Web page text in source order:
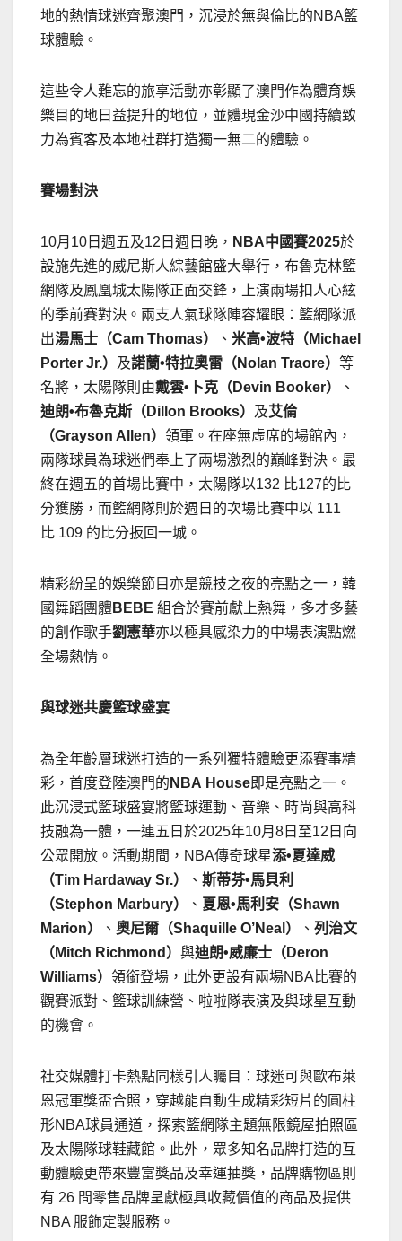
地的熱情球迷齊聚澳門，沉浸於無與倫比的NBA籃
球體驗。
這些令人難忘的旅享活動亦彰顯了澳門作為體育娛
樂目的地日益提升的地位，並體現金沙中國持續致
力為賓客及本地社群打造獨一無二的體驗。
賽場對決
10月10日週五及12日週日晚， NBA中國賽2025於
設施先進的威尼斯人綜藝館盛大舉行，布魯克林籃
網隊及鳳凰城太陽隊正面交鋒，上演兩場扣人心絃
的季前賽對決。兩支人氣球隊陣容耀眼：籃網隊派
出湯馬士（Cam Thomas） 、 米高•波特（ Michael
Porter Jr.） 及諾蘭•特拉奧雷（ Nolan Traore） 等
名將，太陽隊則由戴雲• 卜克（ Devin Booker）
、
迪朗•布魯克斯（ Dillon Brooks） 及艾倫
（Grayson Allen） 領軍。在座無虛席的場館內，
兩隊球員為球迷們奉上了兩場激烈的巔峰對決。最
終在週五的首場比賽中，太陽隊以132 比127的比
分獲勝，而籃網隊則於週日的次場比賽中以 111
比 109 的比分扳回一城。
精彩紛呈的娛樂節目亦是競技之夜的亮點之一，韓
國舞蹈團體BEBE 組合於賽前獻上熱舞，多才多藝
的創作歌手劉憲華亦以極具感染力的中場表演點燃
全場熱情。
與球迷共慶籃球盛宴
為全年齡層球迷打造的一系列獨特體驗更添賽事精
彩，首度登陸澳門的 NBA House即是亮點之一。
此沉浸式籃球盛宴將籃球運動、音樂、時尚與高科
技融為一體，一連五日於2025年10月8日至12日向
公眾開放。活動期間，NBA傳奇球星添•夏達威
（Tim Hardaway Sr.） 、 斯蒂芬•馬貝利
（Stephon Marbury） 、 夏恩•馬利安（Shawn
Marion） 、 奧尼爾 （Shaquille O’Neal ） 、 列治文
（ Mitch Richmond ） 與迪朗•威廉士（ Deron
Williams） 領銜登場，此外更設有兩場NBA比賽的
觀賽派對、籃球訓練營、啦啦隊表演及與球星互動
的機會。
社交媒體打卡熱點同樣引人矚目：球迷可與歐布萊
恩冠軍獎盃合照，穿越能自動生成精彩短片的圓柱
形NBA球員通道，探索籃網隊主題無限鏡屋拍照區
及太陽隊球鞋藏館。此外，眾多知名品牌打造的互
動體驗更帶來豐富獎品及幸運抽獎，品牌購物區則
有 26 間零售品牌呈獻極具收藏價值的商品及提供
NBA 服飾定製服務。